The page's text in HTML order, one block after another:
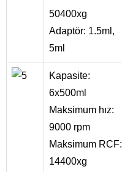
50400xg
Adaptör: 1.5ml,
5ml
Kapasite:
6x500ml
Maksimum hız:
9000 rpm
Maksimum RCF:
14400xg